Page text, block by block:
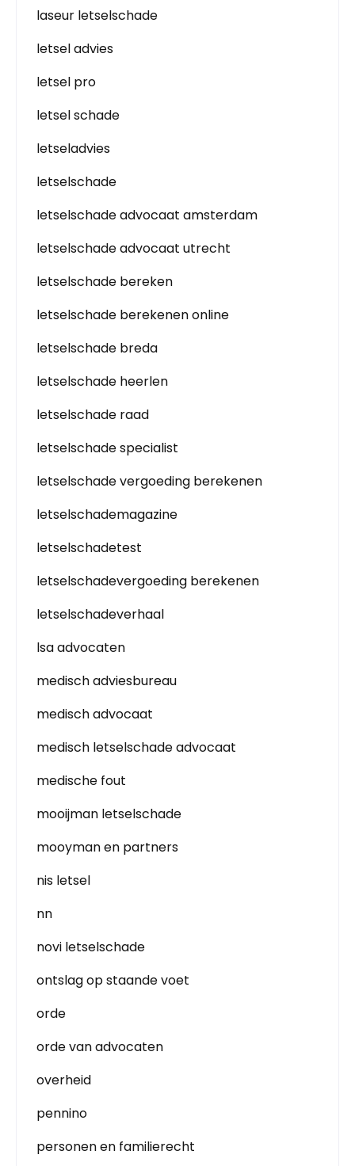
laseur letselschade
letsel advies
letsel pro
letsel schade
letseladvies
letselschade
letselschade advocaat amsterdam
letselschade advocaat utrecht
letselschade bereken
letselschade berekenen online
letselschade breda
letselschade heerlen
letselschade raad
letselschade specialist
letselschade vergoeding berekenen
letselschademagazine
letselschadetest
letselschadevergoeding berekenen
letselschadeverhaal
lsa advocaten
medisch adviesbureau
medisch advocaat
medisch letselschade advocaat
medische fout
mooijman letselschade
mooyman en partners
nis letsel
nn
novi letselschade
ontslag op staande voet
orde
orde van advocaten
overheid
pennino
personen en familierecht